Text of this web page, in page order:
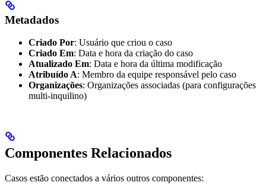
Metadados
Criado Por: Usuário que criou o caso
Criado Em: Data e hora da criação do caso
Atualizado Em: Data e hora da última modificação
Atribuído A: Membro da equipe responsável pelo caso
Organizações: Organizações associadas (para configurações
multi-inquilino)
Componentes Relacionados
Casos estão conectados a vários outros componentes: